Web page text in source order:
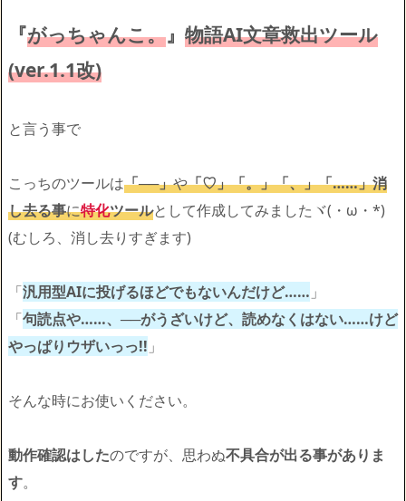
『がっちゃんこ。』 物語AI文章救出ツール
(ver.1.1改)
と言う事で
こっちのツールは「──」や「♡」「。」「、」「……」消
し去る事に特化ツールとして作成してみましたヾ(・ω・*)
(むしろ、消し去りすぎます)
「汎用型AIに投げるほどでもないんだけど…… 」
「句読点や……、──がうざいけど、読めなくはない……けど
やっぱりウザいっっ!! 」
そんな時にお使いください。
動作確認はしたのですが、思わぬ不具合が出る事がありま
す。